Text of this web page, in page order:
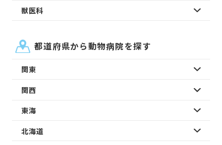
獣医科
都道府県から動物病院を探す
関東
関西
東海
北海道